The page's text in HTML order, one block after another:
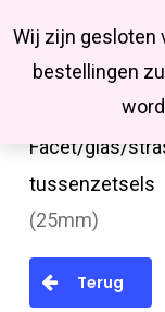
Wij zijn gesloten
bestellingen
main
Facet/glas/
tussenzetsels
(25mm)
Terug